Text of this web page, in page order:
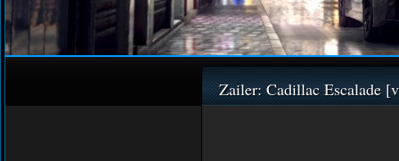
Zailer: Cadillac Escalade